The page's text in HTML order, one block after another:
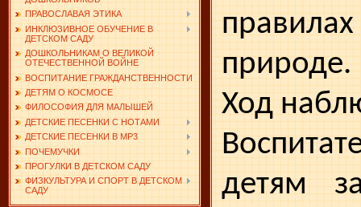
ПРАВОСЛАВАЯ ЭТИКА
ИНКЛЮЗИВНОЕ ОБУЧЕНИЕ В
ДЕТСКОМ САДУ
ДОШКОЛЬНИКАМ О ВЕЛИКОЙ
ОТЕЧЕСТВЕННОЙ ВОЙНЕ
ВОСПИТАНИЕ ГРАЖДАНСТВЕННОСТИ
ДЕТЯМ О КОСМОСЕ
ФИЛОСОФИЯ ДЛЯ МАЛЫШЕЙ
ДЕТСКИЕ ПЕСЕНКИ С НОТАМИ
ДЕТСКИЕ ПЕСЕНКИ В MP3
ПОЧЕМУЧКИ
ПРОГУЛКИ В ДЕТСКОМ САДУ
ФИЗКУЛЬТУРА И СПОРТ В ДЕТСКОМ
САДУ
природе.
Ход
детям